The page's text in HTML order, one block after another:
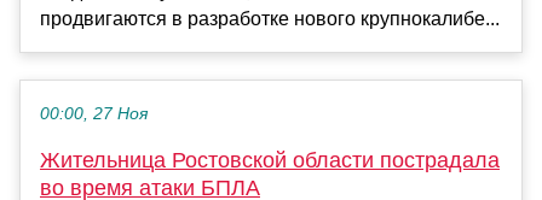
продвигаются в разработке нового крупнокалибе...
00:00, 27 Ноя
Жительница Ростовской области пострадала
во время атаки БПЛА